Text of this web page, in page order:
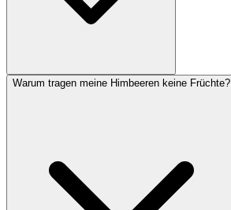
Warum tragen meine Himbeeren keine Früchte?